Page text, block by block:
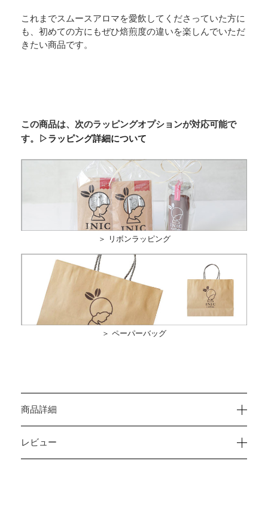
これまでスムースアロマを愛飲してくださっていた方に
も、初めての方にもぜひ焙煎度の違いを楽しんでいただ
きたい商品です。
この商品は、次のラッピングオプションが対応可能で
す。
▷ラッピング詳細について
＞ リボンラッピング
＞ ペーパーバッグ
商品詳細
レビュー